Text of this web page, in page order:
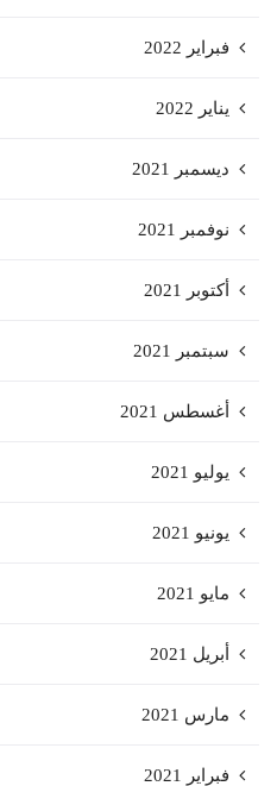
فبراير 2022
يناير 2022
ديسمبر 2021
نوفمبر 2021
أكتوبر 2021
سبتمبر 2021
أغسطس 2021
يوليو 2021
يونيو 2021
مايو 2021
أبريل 2021
مارس 2021
فبراير 2021